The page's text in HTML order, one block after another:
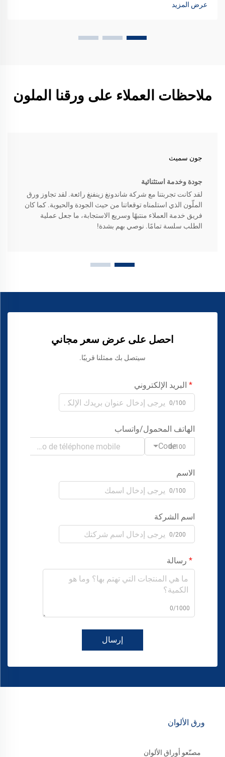
عرض المزيد
ملاحظات العملاء على ورقنا الملون
جون سميث
جودة وخدمة استثنائية
لقد كانت تجربتنا مع شركة شاندونغ زينفنغ رائعة. لقد تجاوز ورق
الملّون الذي استلمناه توقعاتنا من حيث الجودة والحيوية. كما كان
فريق خدمة العملاء منتبهًا وسريع الاستجابة، ما جعل عملية
الطلب سلسة تمامًا. نوصي بهم بشدة!
احصل على عرض سعر مجاني
سيتصل بك ممثلنا قريبًا.
البريد الإلكتروني
0/100
الهاتف المحمول/واتساب
Code0/100
الاسم
0/100
اسم الشركة
0/200
رسالة
0/1000
إرسال
ورق الألوان
مصنّعو أوراق الألوان